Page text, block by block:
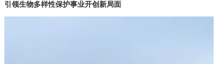
引领生物多样性保护事业开创新局面